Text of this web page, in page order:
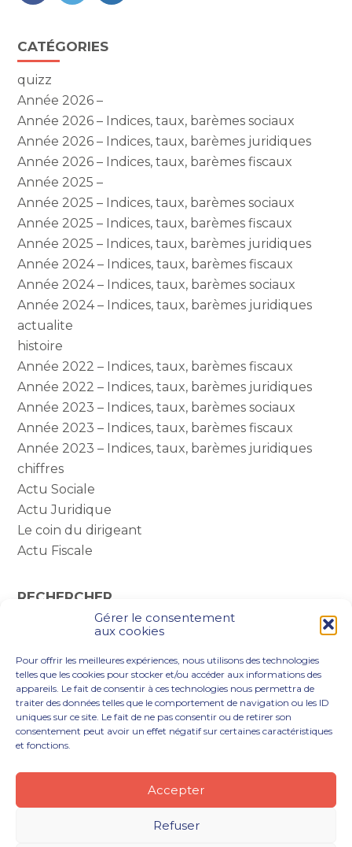
Gérer le consentement
aux cookies
Pour offrir les meilleures expériences, nous utilisons des technologies
telles que les cookies pour stocker et/ou accéder aux informations des
appareils. Le fait de consentir à ces technologies nous permettra de
traiter des données telles que le comportement de navigation ou les ID
uniques sur ce site. Le fait de ne pas consentir ou de retirer son
consentement peut avoir un effet négatif sur certaines caractéristiques
et fonctions.
Accepter
Refuser
FaceBook
TwitterLinkedIn
Blog
sidebar
CATÉGORIES
quizz
Année 2026 –
Année 2026 – Indices, taux, barèmes sociaux
Année 2026 – Indices, taux, barèmes juridiques
Année 2026 – Indices, taux, barèmes fiscaux
Année 2025 –
Année 2025 – Indices, taux, barèmes sociaux
Année 2025 – Indices, taux, barèmes fiscaux
Année 2025 – Indices, taux, barèmes juridiques
Année 2024 – Indices, taux, barèmes fiscaux
Année 2024 – Indices, taux, barèmes sociaux
Année 2024 – Indices, taux, barèmes juridiques
actualite
histoire
Année 2022 – Indices, taux, barèmes fiscaux
Année 2022 – Indices, taux, barèmes juridiques
Année 2023 – Indices, taux, barèmes sociaux
Année 2023 – Indices, taux, barèmes fiscaux
Année 2023 – Indices, taux, barèmes juridiques
chiffres
Actu Sociale
Actu Juridique
Le coin du dirigeant
Actu Fiscale
RECHERCHER
Rechercher :
Principale
NOS OUTILS DIGITAUX
NOTRE CABINET
NOUS REJOINDRE
ACTUALITÉS CONTACT